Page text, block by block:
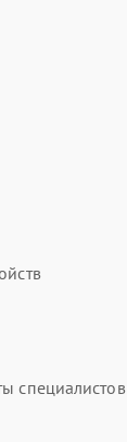
специалистов